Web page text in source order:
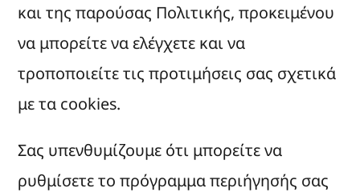
και της παρούσας Πολιτικής, προκειμένου
να μπορείτε να ελέγχετε και να
τροποποιείτε τις προτιμήσεις σας σχετικά
με τα cookies.
Σας υπενθυμίζουμε ότι μπορείτε να
ρυθμίσετε το πρόγραμμα περιήγησής σας